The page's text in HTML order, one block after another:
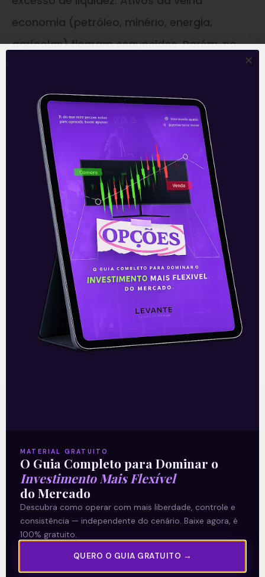
economia (petróleo, minério, energia,
agrícolas) ficaram esquecidos. Porém, no
momento atual, são destaque. “Somos uma
alocar.
Um abraço e bom domingo,
Enrico Cozzolino
Acompanhe nossas Redes Sociais!
O conteúdo foi útil para você? Compartilhe!
você
Ouvindo o que o Copom não
disse
MATERIAL GRATUITO
O Guia Completo para Dominar o
Investimento Mais Flexível
do Mercado
Descubra como operar com mais liberdade, controle e
consistência — independente do cenário. Baixe agora, é
100% gratuito.
QUERO O GUIA GRATUITO →